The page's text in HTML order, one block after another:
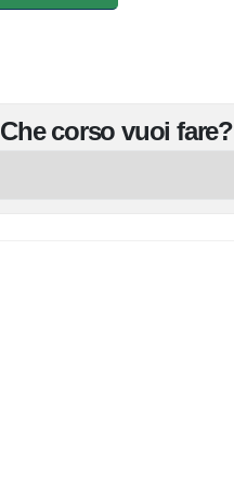
Che corsovuoi fare?